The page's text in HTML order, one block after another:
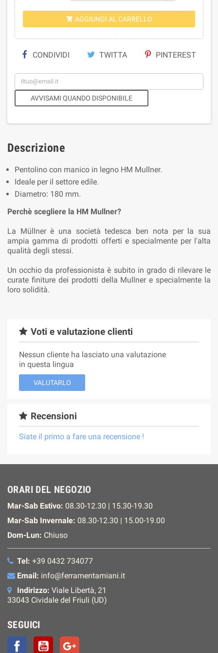
 AGGIUNGI AL CARRELLO
CONDIVIDI TWITTA PINTEREST
AVVISAMI QUANDO DISPONIBILE
Descrizione
Pentolino con manico in legno HM Mullner.
Ideale per il settore edile.
Diametro: 180 mm.
Perchè scegliere la HM Mullner?
La Müllner è una società tedesca ben nota per la sua
ampia gamma di prodotti offerti e specialmente per l'alta
qualità degli stessi.
Un occhio da professionista è subito in grado di rilevare le
curate finiture dei prodotti della Mullner e specialmente la
loro solidità.
Voti e valutazione clienti
Nessun cliente ha lasciato una valutazione
in questa lingua
VALUTARLO
Recensioni
Siate il primo a fare una recensione !
ORARI DEL NEGOZIO
Mar-Sab Estivo: 08.30-12.30 | 15.30-19.30
Mar-Sab Invernale: 08.30-12.30 | 15.00-19.00
Dom-Lun: Chiuso
Tel: +39 0432 734077
Email: info@ferramentamiani.it
Indirizzo: Viale Libertà, 21
33043 Cividale del Friuli (UD)
SEGUICI
FacebookYouTube